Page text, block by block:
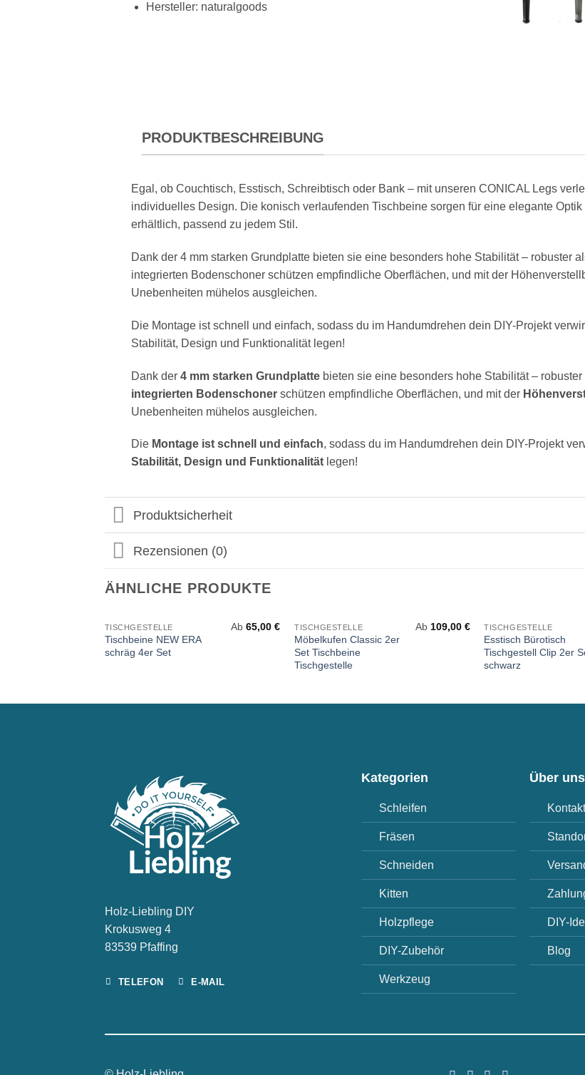
Hersteller: naturalgoods
PRODUKTBESCHREIBUNG
Egal, ob Couchtisch, Esstisch, Schreibtisch oder Bank – mit unseren CONICAL Legs
individuelles Design. Die konisch verlaufenden Tischbeine sorgen für eine elegante
erhältlich, passend zu jedem Stil.
Dank der 4 mm starken Grundplatte bieten sie eine besonders hohe Stabilität – robuster
integrierten Bodenschoner schützen empfindliche Oberflächen, und mit der
Unebenheiten mühelos ausgleichen.
Die Montage ist schnell und einfach, sodass du im Handumdrehen dein DIY-Projekt
Stabilität, Design und Funktionalität legen!
Dank der 4 mm starken Grundplattebieten sie eine besonders hohe Stabilität –
integrierten Bodenschonerschützen empfindliche Oberflächen, und mit der
Unebenheiten mühelos ausgleichen.
Die Montage ist schnell und einfach, sodass du im Handumdrehen dein DIY-Projekt
Stabilität, Design und Funktionalitätlegen!
Produktsicherheit
Rezensionen (0)
ÄHNLICHE PRODUKTE
TISCHGESTELLE
Tischbeine NEW ERA
schräg 4er Set
Ab65,00€ TISCHGESTELLE
Möbelkufen Classic 2er
Set Tischbeine
Tischgestelle
Ab 109,00 € TISCHGESTELLE
Esstisch Bürotisch
Tischgestell Clip 2er
schwarz
Holz-Liebling DIY
Krokusweg 4
83539 Pfaffing
TELEFON E-MAIL
Kategorien
Schleifen
Fräsen
Schneiden
Kitten
Holzpflege
DIY-Zubehör
Werkzeug
Über uns
DIY-
Blog